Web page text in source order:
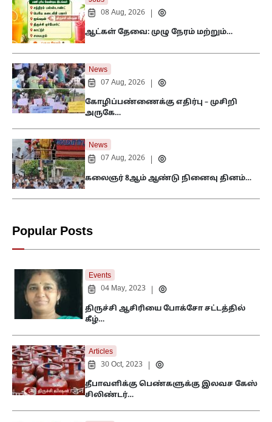
08 Aug, 2026
ஆட்கள் தேவை: முழு நேரம் மற்றும்…
News
07 Aug, 2026
கோழிப்பண்ணைக்கு எதிர்பு – முசிறி
அருகே…
News
07 Aug, 2026
கலைஞர் 8ஆம் ஆண்டு நினைவு தினம்…
Popular Posts
Events
04 May, 2023
திருச்சி ஆசிரியை போக்சோ சட்டத்தில்
கீழ்…
Articles
30 Oct, 2023
தீபாவளிக்கு பெண்களுக்கு இலவச கேஸ்
சிலிண்டர்…